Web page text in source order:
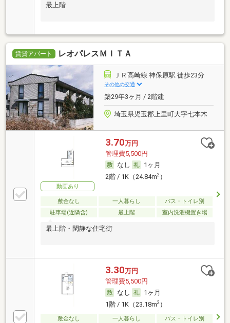
最上階
賃貸アパート レオパレスＭＩＴＡ
ＪＲ高崎線 神保原駅 徒歩23分
その他の交通
築29年3ヶ月 / 2階建
埼玉県児玉郡上里町大字七本木
動画あり
3.70万円
管理費5,500円
なし
1ヶ月
2階 / 1K（24.84m2）
敷金なし 一人暮らし
バス・トイレ別
駐車場(近隣含)
最上階 室内洗濯機置き場
最上階・閑静な住宅街
3.30万円
管理費5,500円
なし
1ヶ月
1階 / 1K（23.18m2）
敷金なし 一人暮らし
バス・トイレ別